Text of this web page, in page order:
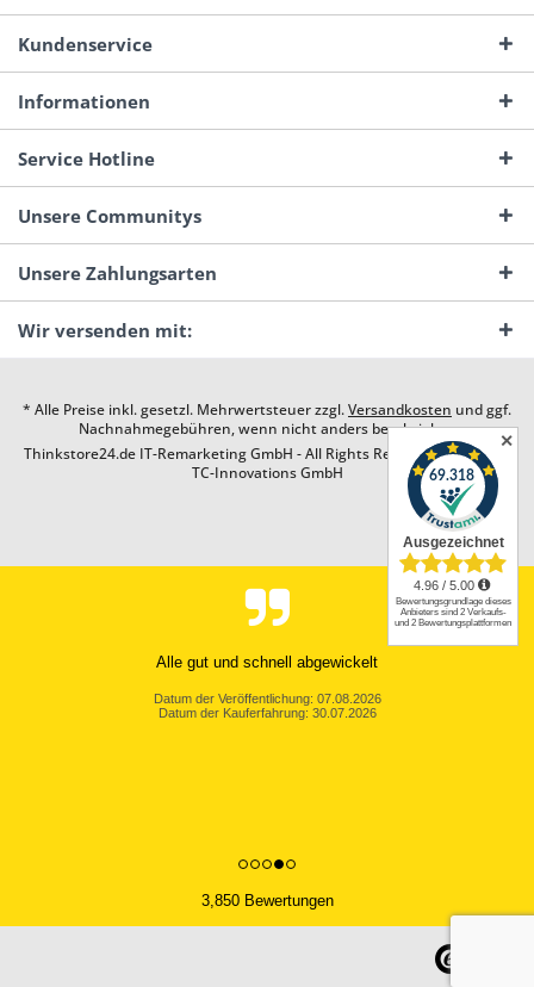
Kundenservice
Informationen
Service Hotline
Unsere Communitys
Unsere Zahlungsarten
Wir versenden mit:
* Alle Preise inkl. gesetzl. Mehrwertsteuer zzgl.Versandkosten und ggf.
Nachnahmegebühren, wenn nicht anders beschrieben
Thinkstore24.de IT-Remarketing GmbH - All Rights Reserved. Design by
TC-Innovations GmbH
Alle gut und schnell abgewickelt
Datum der Veröffentlichung: 07.08.2026
Datum der Kauferfahrung: 30.07.2026
3,850 Bewertungen
✕